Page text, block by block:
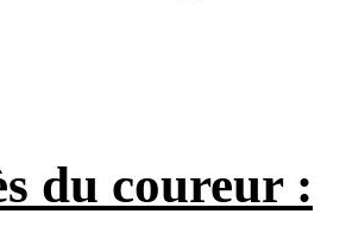
du coureur :